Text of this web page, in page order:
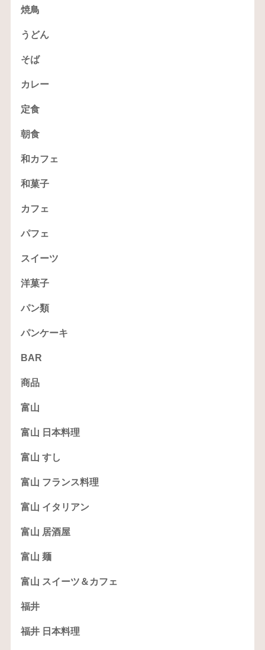
焼鳥
うどん
そば
カレー
定食
朝食
和カフェ
和菓子
カフェ
パフェ
スイーツ
洋菓子
パン類
パンケーキ
BAR
商品
富山
富山 日本料理
富山 すし
富山 フランス料理
富山 イタリアン
富山 居酒屋
富山 麺
富山 スイーツ＆カフェ
福井
福井 日本料理